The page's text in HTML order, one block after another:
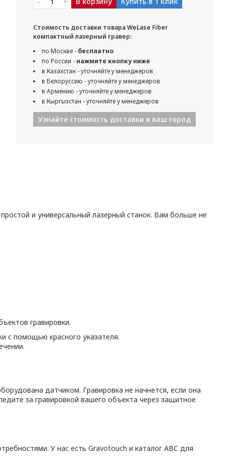
Стоимость доставки товара WeLase Fiber
компактный лазерный гравер:
по Москве - бесплатно
по России - нажмите кнопку ниже
в Казахстан - уточняйте у менеджеров
в Белоруссию - уточняйте у менеджеров
в Армению - уточняйте у менеджеров
в Кыргызстан - уточняйте у менеджеров
Узнайте стоимость доставки в ваш город
и универсальный лазерный станок. Вам больше не
гравировки.
с помощью красного указателя.
датчиком. Гравировка не начнется, если она
за гравировкой вашего объекта через защитное
У нас есть Gravotouch и каталог ABC для